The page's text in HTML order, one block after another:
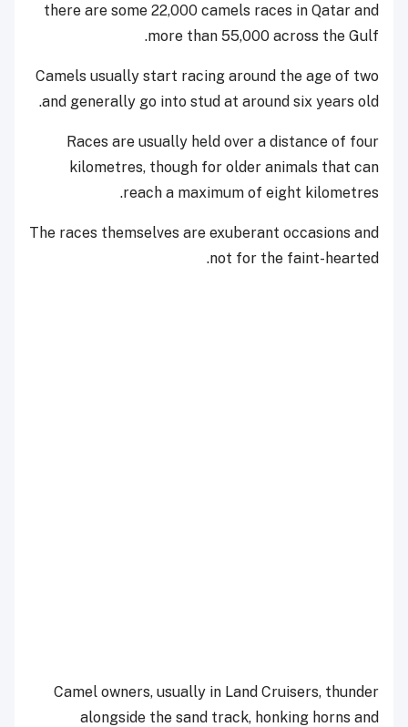
there are some 22,000 camels races in Qatar and
more than 55,000 across the Gulf.
Camels usually start racing around the age of two
and generally go into stud at around six years old.
Races are usually held over a distance of four
kilometres, though for older animals that can
reach a maximum of eight kilometres.
The races themselves are exuberant occasions and
not for the faint-hearted.
Camel owners, usually in Land Cruisers, thunder
alongside the sand track, honking horns and